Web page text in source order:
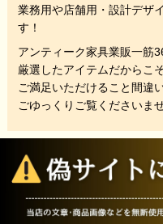
業務用や店舗用・設計デザ
す！
アンティーク家具業販一筋
厳選したアイテムだからこそ
ご満足いただけること間違
ごゆっくりご覧くださいませ